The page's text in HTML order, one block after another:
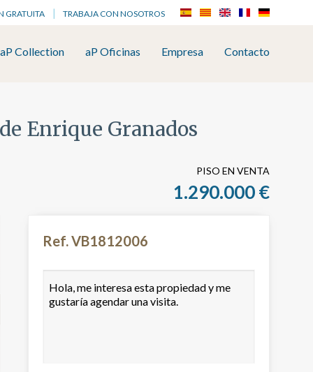
GRATUITA TRABAJA CON NOSOTROS
aP Collection aP Oficinas Empresa Contacto
Enrique Granados
PISO EN VENTA
1.290.000 €
Ref. VB1812006